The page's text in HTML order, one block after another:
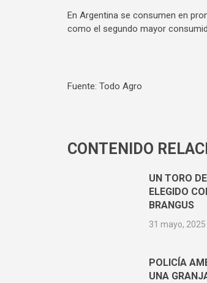
En Argentina se consumen en
como el segundo mayor
Fuente: Todo Agro
CONTENIDO
UN TORO
ELEGIDO
BRANGUS
31 mayo, 2025
POLICÍA
UNA